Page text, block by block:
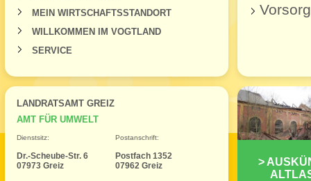
MEIN WIRTSCHAFTSSTANDORT
WILLKOMMEN IM VOGTLAND
SERVICE
LANDRATSAMT GREIZ
AMT FÜR UMWELT
Dienstsitz: Postanschrift:
Dr.-Scheube-Str. 6
Postfach 1352
07973 Greiz
07962 Greiz